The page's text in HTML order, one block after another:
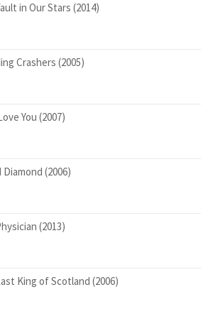
in Our Stars (2014)
Crashers (2005)
You (2007)
(2006)
(2013)
King of Scotland (2006)